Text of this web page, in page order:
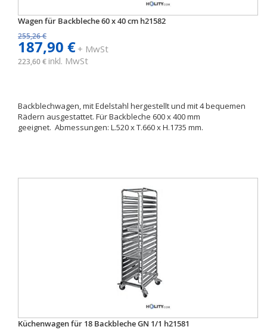
Wagen für Backbleche 60 x 40 cm h21582
255,26 €
187,90 €+ MwSt
223,60 € inkl. MwSt
Backblechwagen, mit Edelstahl hergestellt und mit 4 bequemen
Rädern ausgestattet. Für Backbleche 600 x 400 mm
geeignet. Abmessungen: L.520 x T.660 x H.1735 mm.
Küchenwagen für 18 Backbleche GN 1/1 h21581